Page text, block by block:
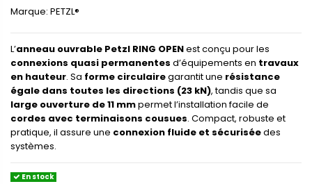
Marque: PETZL®
L’anneau ouvrable Petzl RING OPENest conçu pour les
connexions quasi permanentes d’équipements en travaux
en hauteur. Sa forme circulairegarantit une résistance
égale dans toutes les directions (23 kN), tandis que sa
large ouverture de 11 mmpermet l’installation facile de
cordes avec terminaisons cousues. Compact, robuste et
pratique, il assure une connexion fluide et sécuriséedes
systèmes.
En stock